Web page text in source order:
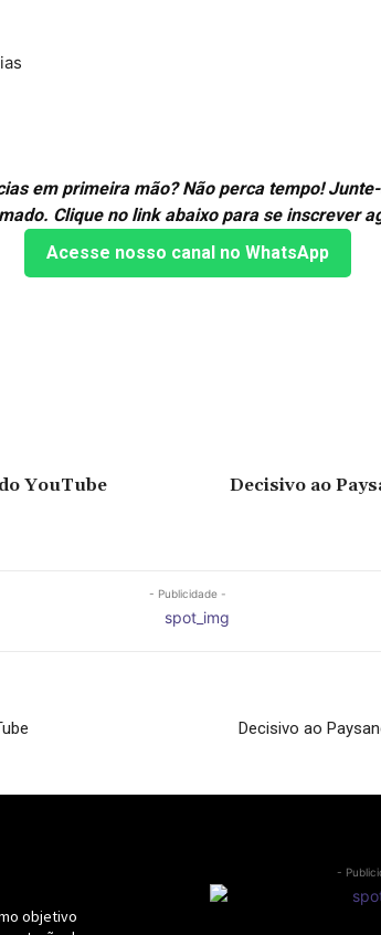
em primeira mão? Não perca tempo!
Clique no link abaixo para se inscrever
Acesse nosso canal no WhatsApp
YouTube
Decisivo ao
- Publicidade -
Decisivo ao
objetivo
-